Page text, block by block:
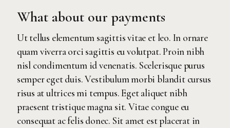
What about our payments
Ut tellus elementum sagittis vitae et leo. In ornare
quam viverra orci sagittis eu volutpat. Proin nibh
nisl condimentum id venenatis. Scelerisque purus
semper eget duis. Vestibulum morbi blandit cursus
risus at ultrices mi tempus. Eget aliquet nibh
praesent tristique magna sit. Vitae congue eu
consequat ac felis donec. Sit amet est placerat in